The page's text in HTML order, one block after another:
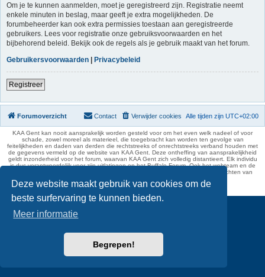
Deze website maakt gebruik van cookies om de
beste surfervaring te kunnen bieden.
Meer informatie
Begrepen!
Om je te kunnen aanmelden, moet je geregistreerd zijn. Registratie neemt
enkele minuten in beslag, maar geeft je extra mogelijkheden. De
forumbeheerder kan ook extra permissies toestaan aan geregistreerde
gebruikers. Lees voor registratie onze gebruiksvoorwaarden en het
bijbehorend beleid. Bekijk ook de regels als je gebruik maakt van het forum.
Gebruikersvoorwaarden | Privacybeleid
Registreer
Forumoverzicht Alle tijden zijn UTC+02:00
Verwijder cookies
Contact
KAA Gent kan nooit aansprakelijk worden gesteld voor om het even welk nadeel of voor
schade, zowel moreel als materieel, die toegebracht kan worden ten gevolge van
feitelijkheden en daden van derden die rechtstreeks of onrechtstreeks verband houden met
de gegevens vermeld op de website van KAA Gent. Deze ontheffing van aansprakelijkheid
geldt inzonderheid voor het forum, waarvan KAA Gent zich volledig distantieert. Elk individu
is dus verantwoordelijk voor zijn uitlatingen op het Buffalo Forum. Ook het webteam en de
moderators kunnen niet aansprakelijk gesteld worden voor de inhoud van berichten van
phpBB Two Factor Authentication ©paul999